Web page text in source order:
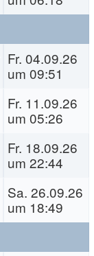
Fr. 04.09.26
um 09:51
Fr. 11.09.26
um 05:26
Fr. 18.09.26
um 22:44
Sa. 26.09.26
um 18:49